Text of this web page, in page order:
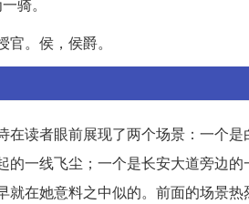
骑。
。侯，侯爵。
在读者眼前展现了两个场景：一个
的一线飞尘；一个是长安大道旁边
就在她意料之中似的。前面的场景